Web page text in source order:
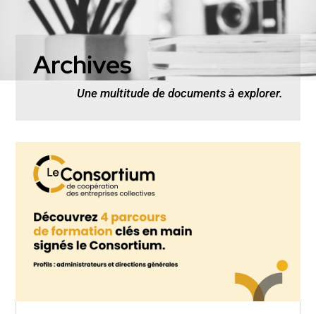
Archives
Une multitude de documents à explorer.